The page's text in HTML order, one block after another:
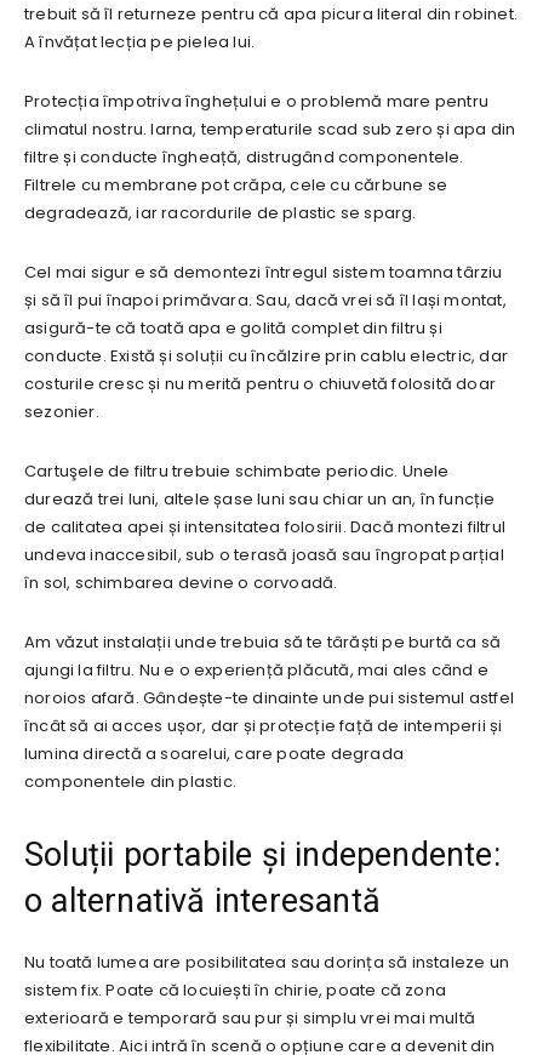
trebuit să îl returneze pentru că apa picura literal din robinet.
A învățat lecția pe pielea lui.
Protecția împotriva înghețului e o problemă mare pentru
climatul nostru. Iarna, temperaturile scad sub zero și apa din
filtre și conducte îngheață, distrugând componentele.
Filtrele cu membrane pot crăpa, cele cu cărbune se
degradează, iar racordurile de plastic se sparg.
Cel mai sigur e să demontezi întregul sistem toamna târziu
și să îl pui înapoi primăvara. Sau, dacă vrei să îl lași montat,
asigură-te că toată apa e golită complet din filtru și
conducte. Există și soluții cu încălzire prin cablu electric, dar
costurile cresc și nu merită pentru o chiuvetă folosită doar
sezonier.
Cartuşele de filtru trebuie schimbate periodic. Unele
durează trei luni, altele șase luni sau chiar un an, în funcție
de calitatea apei și intensitatea folosirii. Dacă montezi filtrul
undeva inaccesibil, sub o terasă joasă sau îngropat parțial
în sol, schimbarea devine o corvoadă.
Am văzut instalații unde trebuia să te târăști pe burtă ca să
ajungi la filtru. Nu e o experiență plăcută, mai ales când e
noroios afară. Gândește-te dinainte unde pui sistemul astfel
încât să ai acces ușor, dar și protecție față de intemperii și
lumina directă a soarelui, care poate degrada
componentele din plastic.
Soluții portabile și independente:
o alternativă interesantă
Nu toată lumea are posibilitatea sau dorința să instaleze un
sistem fix. Poate că locuiești în chirie, poate că zona
exterioară e temporară sau pur și simplu vrei mai multă
flexibilitate. Aici intră în scenă o opțiune care a devenit din